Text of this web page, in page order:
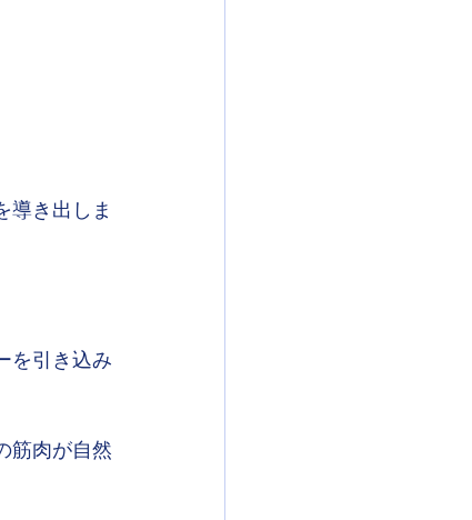
導き出しま
を引き込み
筋肉が自然